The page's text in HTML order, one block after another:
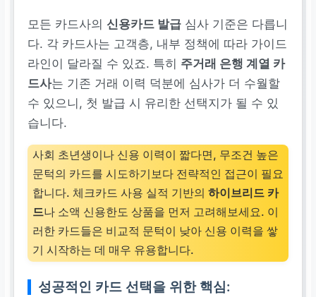
모든 카드사의 신용카드 발급 심사 기준은 다릅니
다. 각 카드사는 고객층, 내부 정책에 따라 가이드
라인이 달라질 수 있죠. 특히 주거래 은행 계열 카
드사는 기존 거래 이력 덕분에 심사가 더 수월할
수 있으니, 첫 발급 시 유리한 선택지가 될 수 있
습니다.
사회 초년생이나 신용 이력이 짧다면, 무조건 높은
문턱의 카드를 시도하기보다 전략적인 접근이 필요
합니다. 체크카드 사용 실적 기반의 하이브리드 카
드나 소액 신용한도 상품을 먼저 고려해보세요. 이
러한 카드들은 비교적 문턱이 낮아 신용 이력을 쌓
기 시작하는 데 매우 유용합니다.
성공적인 카드 선택을 위한 핵심: